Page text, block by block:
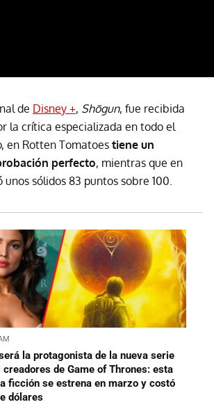
de Disney +, Shōgun, fue recibida
la crítica especializada en todo el
en Rotten Tomatoes tiene un
perfecto, mientras que en
sólidos 83 puntos sobre 100.
la protagonista de la nueva serie
de Game of Thrones: esta
ficción se estrena en marzo y costó
dólares